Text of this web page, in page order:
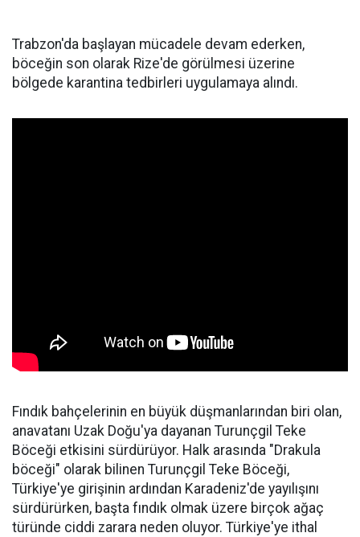
Trabzon'da başlayan mücadele devam ederken,
böceğin son olarak Rize'de görülmesi üzerine
bölgede karantina tedbirleri uygulamaya alındı.
Fındık bahçelerinin en büyük düşmanlarından biri olan,
anavatanı Uzak Doğu'ya dayanan Turunçgil Teke
Böceği etkisini sürdürüyor. Halk arasında "Drakula
böceği" olarak bilinen Turunçgil Teke Böceği,
Türkiye'ye girişinin ardından Karadeniz'de yayılışını
sürdürürken, başta fındık olmak üzere birçok ağaç
türünde ciddi zarara neden oluyor. Türkiye'ye ithal